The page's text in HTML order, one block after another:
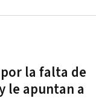
la falta de
le apuntan a